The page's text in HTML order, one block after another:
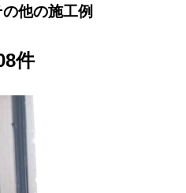
他の施工例
件